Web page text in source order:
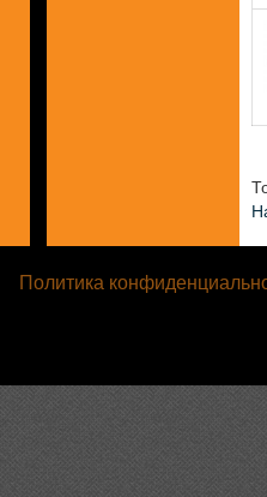
Политика